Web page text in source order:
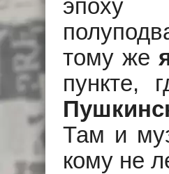
эпоху
тому же
пункте,
Там и
кому не